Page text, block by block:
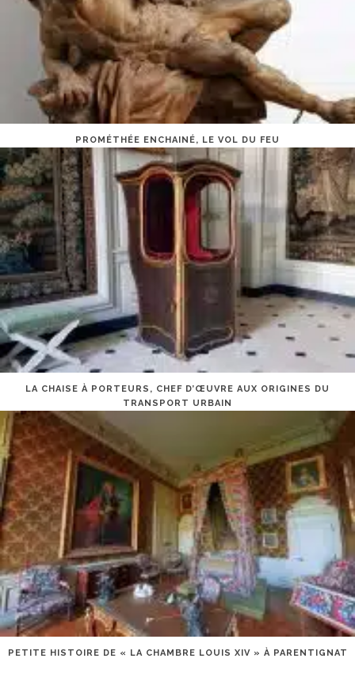
PROMÉTHÉE ENCHAINÉ, LE VOL DU FEU
LA CHAISE À PORTEURS, CHEF D’ŒUVRE AUX ORIGINES DU
TRANSPORT URBAIN
PETITE HISTOIRE DE « LA CHAMBRE LOUIS XIV » À PARENTIGNAT